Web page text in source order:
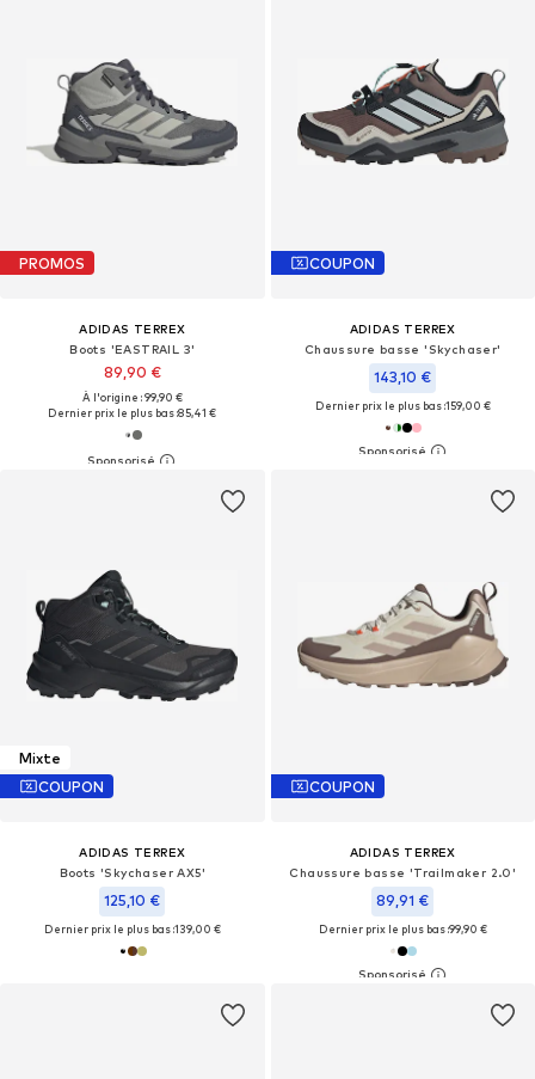
PROMOS
ADIDAS TERREX
Boots 'EASTRAIL 3'
89,90 €
À l'origine : 99,90 €
Dernier prix le plus bas :85,41 €
COUPON
ADIDAS TERREX
Chaussure basse 'Skychaser'
143,10 €
Dernier prix le plus bas :159,00 €
Mixte
COUPON
ADIDAS TERREX
Boots 'Skychaser AX5'
125,10 €
Dernier prix le plus bas :139,00 €
COUPON
ADIDAS TERREX
Chaussure basse 'Trailmaker 2.0'
89,91 €
Dernier prix le plus bas :99,90 €